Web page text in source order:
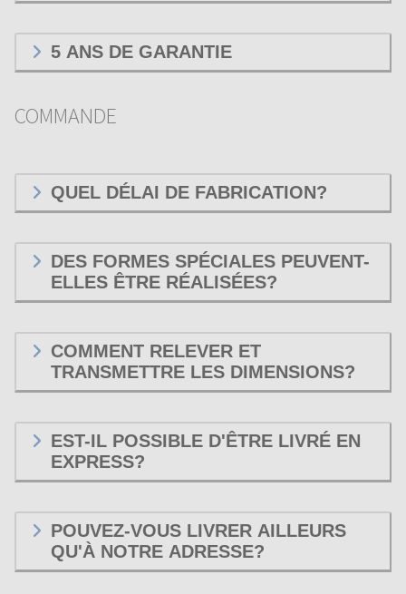
5 ANS DE GARANTIE
COMMANDE
QUEL DÉLAI DE FABRICATION?
DES FORMES SPÉCIALES PEUVENT-
ELLES ÊTRE RÉALISÉES?
COMMENT RELEVER ET
TRANSMETTRE LES DIMENSIONS?
EST-IL POSSIBLE D'ÊTRE LIVRÉ EN
EXPRESS?
POUVEZ-VOUS LIVRER AILLEURS
QU'À NOTRE ADRESSE?